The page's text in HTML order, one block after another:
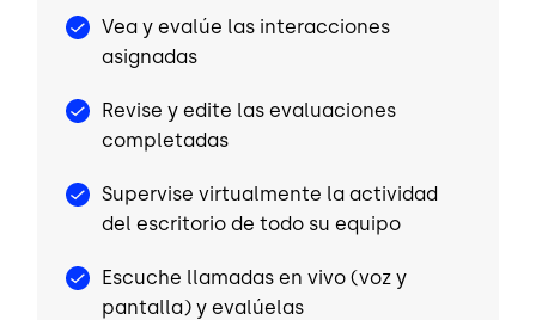
Vea y evalúe las interacciones
asignadas
Revise y edite las evaluaciones
completadas
Supervise virtualmente la actividad
del escritorio de todo su equipo
Escuche llamadas en vivo (voz y
pantalla) y evalúelas